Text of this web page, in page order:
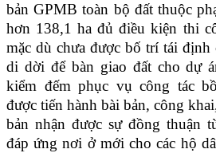
bản GPMB toàn bộ đất thuộc
hơn 138,1 ha đủ điều kiện thi
mặc dù chưa được bố trí tái định
di dời để bàn giao đất cho dự
kiểm đếm phục vụ công tác
được tiến hành bài bản, công
bản nhận được sự đồng thuận
đáp ứng nơi ở mới cho các hộ